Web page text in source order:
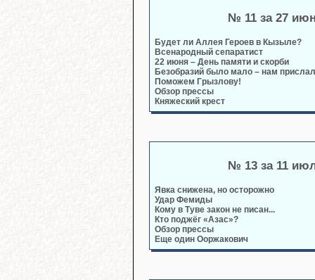
№ 11 за 27
Будет ли Аллея Героев в Кызыле?
Всенародный сепаратист
22 июня – День памяти и скорби
Безобразий было мало – нам
Поможем Грызлову!
Обзор прессы
Княжеский крест
№ 13 за 11
Явка снижена, но осторожно
Удар Фемиды
Кому в Туве закон не писан...
Кто поджёг «Азас»?
Обзор прессы
Еще один Ооржакович